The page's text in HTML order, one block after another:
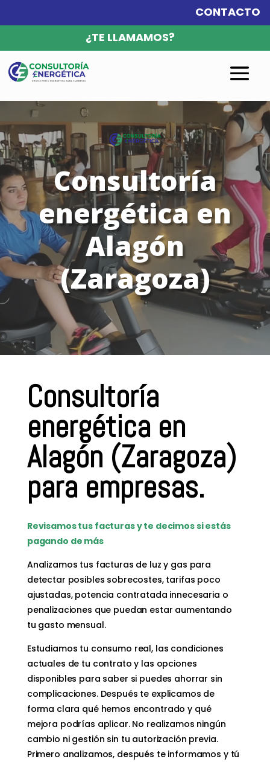
CONTACTO
¿TE LLAMAMOS?
Consultoría
energética en
Alagón
(Zaragoza)
Reproductor
de
Consultoría
energética en
Alagón (Zaragoza)
para empresas.
Revisamos tus facturas y te decimos si estás
pagando de más
Analizamos tus facturas de luz y gas para
detectar posibles sobrecostes, tarifas poco
ajustadas, potencia contratada innecesaria o
penalizaciones que puedan estar aumentando
tu gasto mensual.
Estudiamos tu consumo real, las condiciones
actuales de tu contrato y las opciones
disponibles para saber si puedes ahorrar sin
complicaciones. Después te explicamos de
forma clara qué hemos encontrado y qué
mejora podrías aplicar. No realizamos ningún
cambio ni gestión sin tu autorización previa.
Primero analizamos, después te informamos y tú